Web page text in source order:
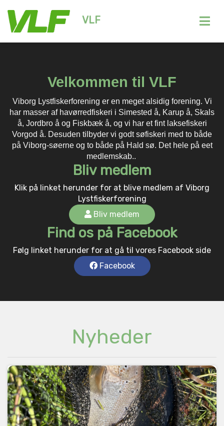
VLF
Velkommen til VLF
Viborg Lystfiskerforening er en meget alsidig forening. Vi
har masser af havørredfiskeri i Simested å, Karup å, Skals
å, Jordbro å og Fiskbæk å, og vi har et fint laksefiskeri
Vorgod å. Desuden tilbyder vi godt søfiskeri med to både
på Viborg-søerne og to både på Hald sø. Det hele på eet
medlemskab..
Bliv medlem
Klik på linket herunder for at blive medlem af Viborg
Lystfiskerforening
Bliv medlem
Find os på Facebook
Følg linket herunder for at gå til vores Facebook side
Facebook
Nyheder